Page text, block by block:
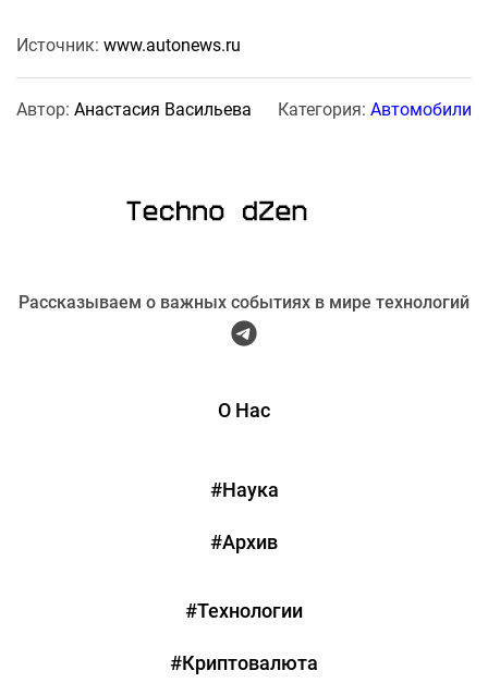
Источник: www.autonews.ru
Автор: Анастасия Васильева Категория: Автомобили
Рассказываем о важных событиях в мире технологий
О Нас
#Наука
#Архив
#Технологии
#Криптовалюта